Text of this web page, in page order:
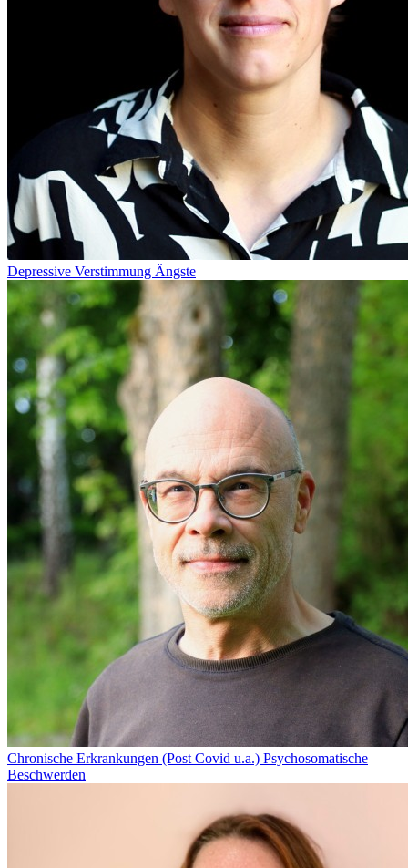
Depressive Verstimmung Ängste
Chronische Erkrankungen (Post Covid u.a.) Psychosomatische
Beschwerden